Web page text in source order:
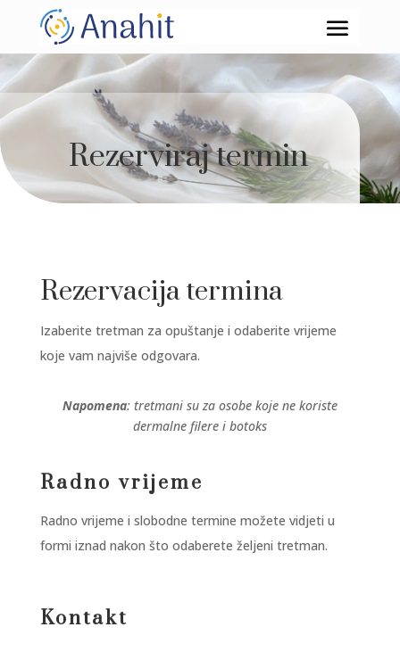
Rezerviraj termin
Rezervacija termina
Izaberite tretman za opuštanje i odaberite vrijeme
koje vam najviše odgovara.
Napomena: tretmani su za osobe koje ne koriste
dermalne filere i botoks
Radno vrijeme
Radno vrijeme i slobodne termine možete vidjeti u
formi iznad nakon što odaberete željeni tretman.
Kontakt